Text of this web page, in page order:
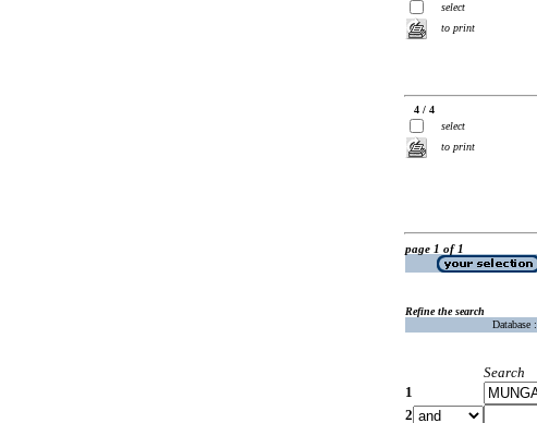
select
to print
4 / 4
select
to print
page 1 of 1
Refine the search
Database :
Search
1
2